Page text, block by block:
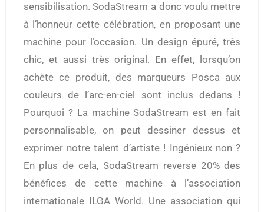
sensibilisation. SodaStream a donc voulu mettre
à l’honneur cette célébration, en proposant une
machine pour l’occasion. Un design épuré, très
chic, et aussi très original. En effet, lorsqu’on
achète ce produit, des marqueurs Posca aux
couleurs de l’arc-en-ciel sont inclus dedans !
Pourquoi ? La machine SodaStream est en fait
personnalisable, on peut dessiner dessus et
exprimer notre talent d’artiste ! Ingénieux non ?
En plus de cela, SodaStream reverse 20% des
bénéfices de cette machine à l’association
internationale ILGA World. Une association qui